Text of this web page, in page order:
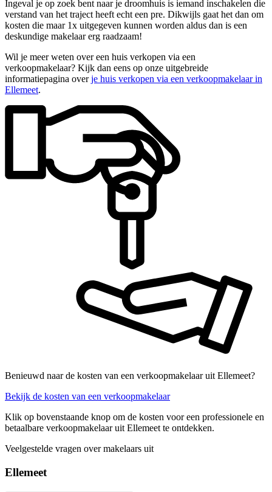
Ingeval je op zoek bent naar je droomhuis is iemand inschakelen die
verstand van het traject heeft echt een pre. Dikwijls gaat het dan om
kosten die maar 1x uitgegeven kunnen worden aldus dan is een
deskundige makelaar erg raadzaam!
Wil je meer weten over een huis verkopen via een
verkoopmakelaar? Kijk dan eens op onze uitgebreide
informatiepagina overje huis verkopen via een verkoopmakelaar in
Ellemeet.
Benieuwd naar de kosten van een verkoopmakelaar uit Ellemeet?
Bekijk de kosten van een verkoopmakelaar
Klik op bovenstaande knop om de kosten voor een professionele en
betaalbare verkoopmakelaar uit Ellemeet te ontdekken.
Veelgestelde vragen over makelaars uit
Ellemeet